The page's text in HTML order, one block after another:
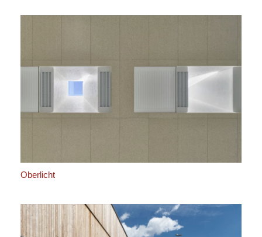
Oberlicht